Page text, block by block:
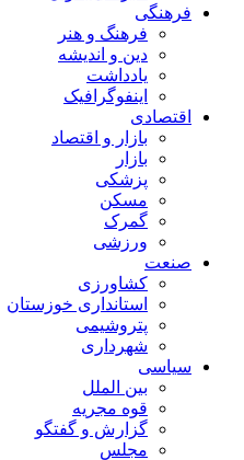
فرهنگی
فرهنگ و هنر
دین و اندیشه
یادداشت
اینفوگرافیک
اقتصادی
بازار و اقتصاد
بازار
پزشکی
مسکن
گمرک
ورزشی
صنعت
کشاورزی
استانداری خوزستان
پتروشیمی
شهرداری
سیاسی
بین الملل
قوه مجریه
گزارش و گفتگو
مجلس